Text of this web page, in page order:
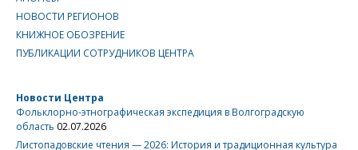
НОВОСТИ РЕГИОНОВ
КНИЖНОЕ ОБОЗРЕНИЕ
ПУБЛИКАЦИИ СОТРУДНИКОВ ЦЕНТРА
Новости Центра
Фольклорно-этнографическая экспедиция в Волгоградскую
область 02.07.2026
Листопадовские чтения — 2026: История и традиционная культура